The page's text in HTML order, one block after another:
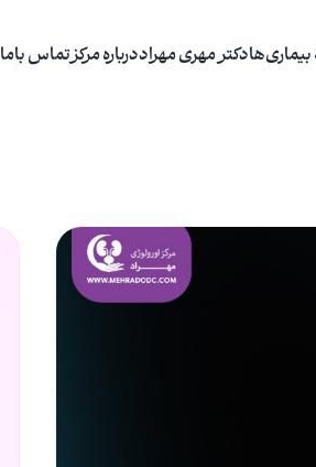
دکتر مهری مهراددرباره مرکزتماس باما